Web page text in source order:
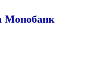
Монобанк